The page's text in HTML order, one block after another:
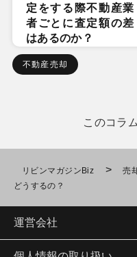
定をする際不動産業
者ごとに査定額の差
はあるのか？
不動産売却
このコラ
リビンマガジンBiz >
売
どうするの？
運営会社